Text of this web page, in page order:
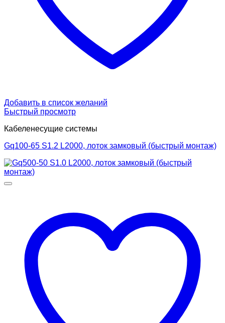
Добавить в список желаний
Быстрый просмотр
Кабеленесущие системы
Gq100-65 S1.2 L2000, лоток замковый (быстрый монтаж)